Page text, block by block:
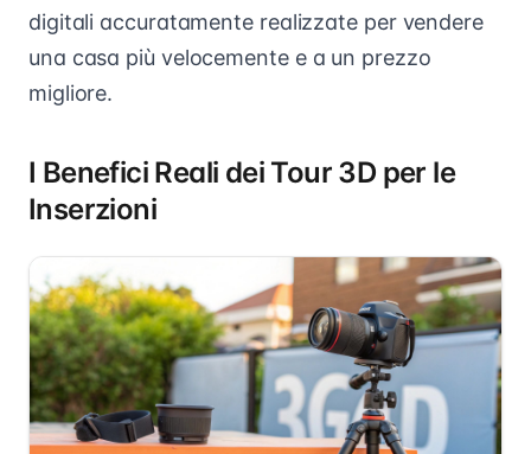
digitali accuratamente realizzate per vendere
una casa più velocemente e a un prezzo
migliore.
I Benefici Reali dei Tour 3D per le
Inserzioni